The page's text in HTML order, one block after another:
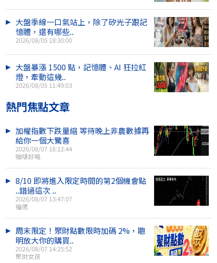
大盤季線一口氣站上，除了矽光子跟記
憶體，還有哪些..
2026/08/05 18:30:00
大盤暴漲 1500 點，記憶體、AI 狂拉紅
燈，牽動這幾..
2026/08/05 11:49:03
熱門焦點文章
加權指數下跌量縮 等待晚上非農數據再
給你一個大驚喜
2026/08/07 16:12:44
咖啡好喝
8/10 即將進入限定時間的第2個機會點
..錯過這次 ..
2026/08/07 13:47:07
福佬
周末限定！聚財點數限時加碼 2%，聰
明放大你的購買..
2026/08/07 14:25:52
聚財女孩